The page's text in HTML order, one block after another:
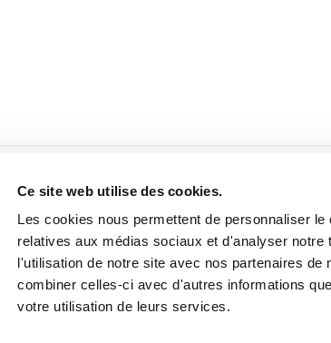
Ce site web utilise des cookies.
Les cookies nous permettent de personnaliser
relatives aux médias sociaux et d'analyser
l'utilisation de notre site avec nos partenaires
combiner celles-ci avec d'autres informations
votre utilisation de leurs services.
Site réalisé avec le